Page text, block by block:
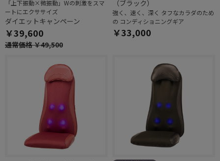
「上下振動×微振動」Wの刺激をスマ
ートにエクササイズ
ダイエットキャンペーン
￥39,600
通常価格 ￥49,500
（ブラック）
強く、速く、深く タフなカラダのため
の コンディショニングギア
￥33,000